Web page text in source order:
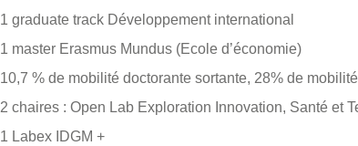
1 graduate track Développement international
1 master Erasmus Mundus (Ecole d’économie)
10,7 % de mobilité doctorante sortante, 28% de
2 chaires : Open Lab Exploration Innovation, Santé et
1 Labex IDGM +